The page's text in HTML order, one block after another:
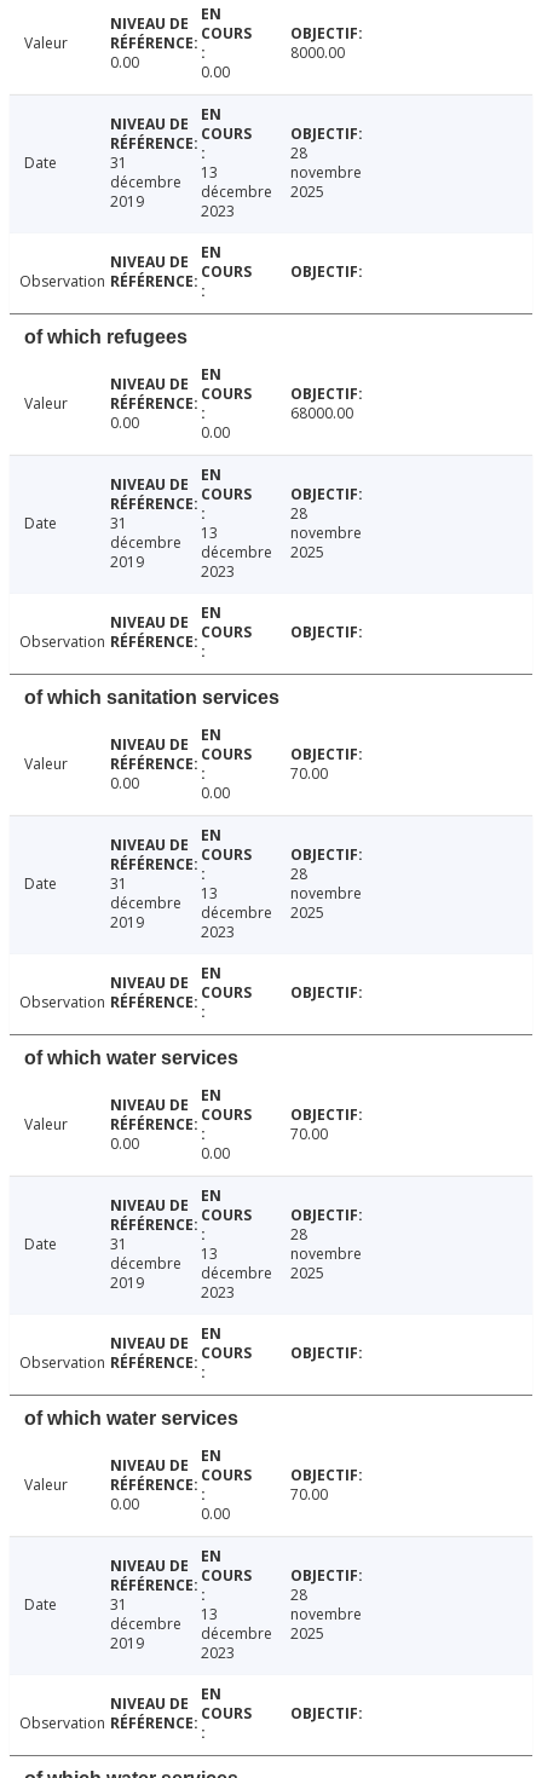
Valeur
0.00
0.00
8000.00
Date
31
décembre
2019
13
décembre
2023
28
novembre
2025
Observation
of which refugees
Valeur
0.00
0.00
68000.00
Date
31
décembre
2019
13
décembre
2023
28
novembre
2025
Observation
of which sanitation services
Valeur
0.00
0.00
70.00
Date
31
décembre
2019
13
décembre
2023
28
novembre
2025
Observation
of which water services
Valeur
0.00
0.00
70.00
Date
31
décembre
2019
13
décembre
2023
28
novembre
2025
Observation
of which water services
Valeur
0.00
0.00
70.00
Date
31
décembre
2019
13
décembre
2023
28
novembre
2025
Observation